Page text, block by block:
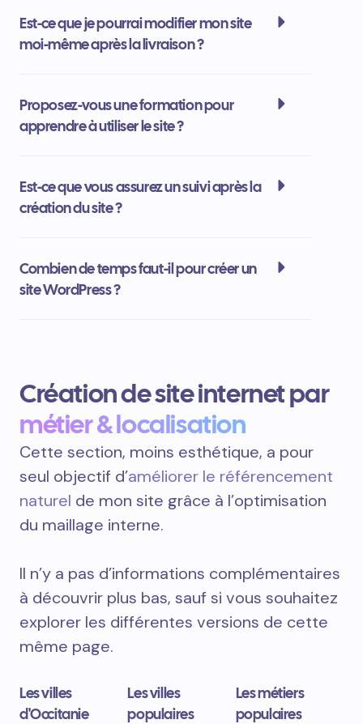
Est-ce que je pourrai modifier mon site
moi-même après la livraison ?
Proposez-vous une formation pour
apprendre à utiliser le site ?
Est-ce que vous assurez un suivi après la
création du site ?
Combien de temps faut-il pour créer un
site WordPress ?
Création de site internet par
métier & localisation
Cette section, moins esthétique, a pour
seul objectif d’améliorer le référencement
naturel de mon site grâce à l’optimisation
du maillage interne.
Il n’y a pas d’informations complémentaires
à découvrir plus bas, sauf si vous souhaitez
explorer les différentes versions de cette
même page.
Les villes
d'Occitanie
Les villes
populaires
Les métiers
populaires